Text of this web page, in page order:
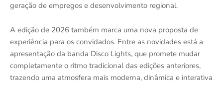
geração de empregos e desenvolvimento regional.
A edição de 2026 também marca uma nova proposta de
experiência para os convidados. Entre as novidades está a
apresentação da banda Disco Lights, que promete mudar
completamente o ritmo tradicional das edições anteriores,
trazendo uma atmosfera mais moderna, dinâmica e interativa